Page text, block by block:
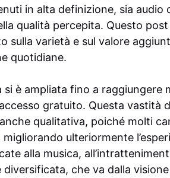
in alta definizione, sia audio
qualità percepita. Questo
sulla varietà e sul valore
quotidiane.
si è ampliata fino a
gratuito. Questa vastità
qualitativa, poiché molti
ulteriormente
alla musica,
che va dalla